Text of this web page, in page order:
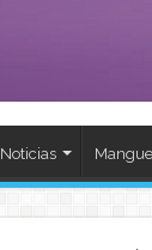
Noticias